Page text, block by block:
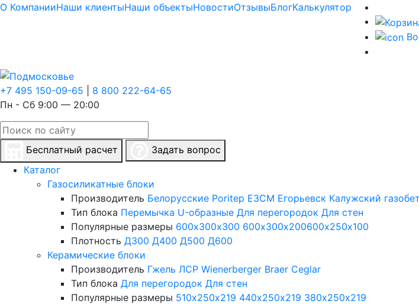
О КомпанииНаши клиентыНаши объектыНовостиОтзывыБлогКалькулятор
+7 495 150-09-65
8 800 222-64-65
Пн - Сб 9:00 — 20:00
Бесплатный расчет
Задать вопрос
Каталог
Газосиликатные блоки
Производитель Белорусские Poritep ЕЗСМ Егорьевск Калужский
Тип блока Перемычка U-образные Для перегородок Для стен
Популярные размеры 600х300х300 600х300х200600х250х100
Плотность Д300 Д400 Д500 Д600
Керамические блоки
Производитель Гжель ЛСР Wienerberger Braer Ceglar
Тип блока Для перегородок Для стен
Популярные размеры 510х250х219 440х250х219 380х250х219